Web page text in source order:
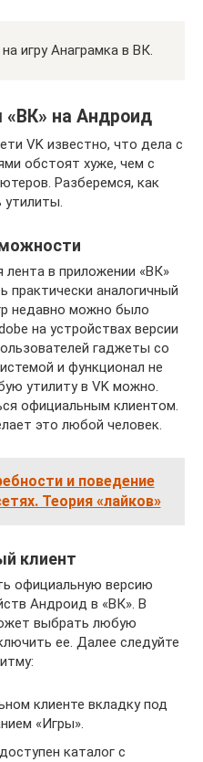
игру Анаграмка в ВК.
«ВК» на Андроид
VK известно, что дела с
обстоят хуже, чем с
Разберемся, как
утилиты.
лента в приложении «ВК»
практически аналогичный
недавно можно было
на устройствах версии
гаджеты со
и функционал не
утилиту в VK можно.
официальным клиентом.
это любой человек.
и поведение
Теория «лайков»
клиент
официальную версию
Андроид в «ВК». В
выбрать любую
ее. Далее следуйте
клиенте вкладку под
«Игры».
каталог с